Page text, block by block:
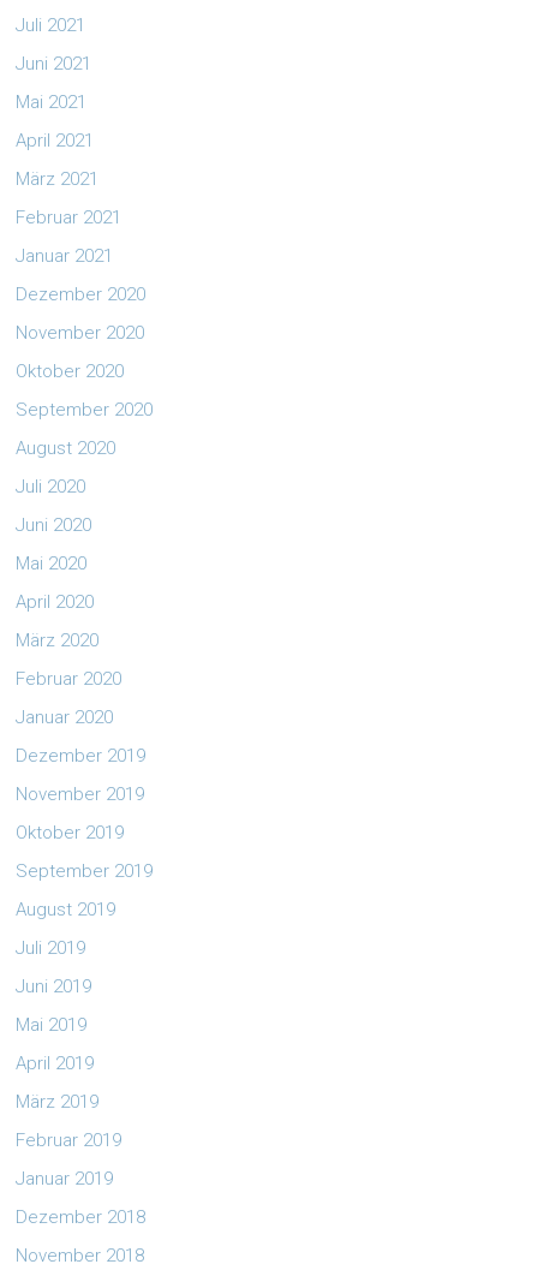
Juli 2021
Juni 2021
Mai 2021
April 2021
März 2021
Februar 2021
Januar 2021
Dezember 2020
November 2020
Oktober 2020
September 2020
August 2020
Juli 2020
Juni 2020
Mai 2020
April 2020
März 2020
Februar 2020
Januar 2020
Dezember 2019
November 2019
Oktober 2019
September 2019
August 2019
Juli 2019
Juni 2019
Mai 2019
April 2019
März 2019
Februar 2019
Januar 2019
Dezember 2018
November 2018